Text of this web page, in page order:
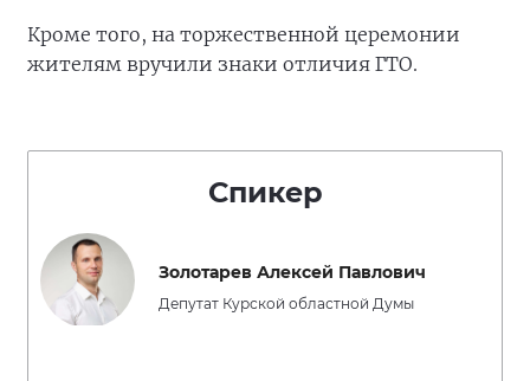
Кроме того, на торжественной церемонии
жителям вручили знаки отличия ГТО.
Спикер
Золотарев Алексей Павлович
Депутат Курской областной Думы